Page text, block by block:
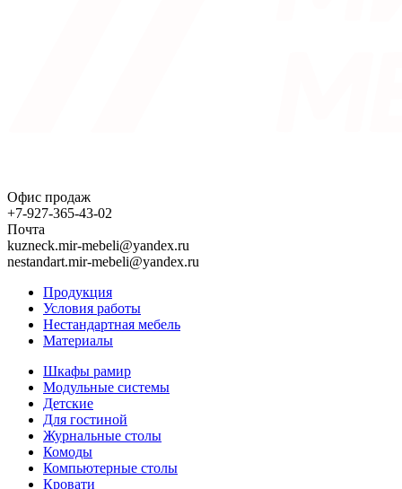
Офис продаж
+7-927-365-43-02
Почта
kuzneck.mir-mebeli@yandex.ru
nestandart.mir-mebeli@yandex.ru
Продукция
Условия работы
Нестандартная мебель
Материалы
Шкафы рамир
Модульные системы
Детские
Для гостиной
Журнальные столы
Комоды
Компьютерные столы
Кровати